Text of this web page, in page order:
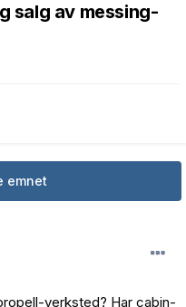
salg av messing-
emnet
verksted? Har cabin-